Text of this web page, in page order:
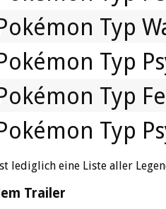
lediglich eine Liste aller
Trailer